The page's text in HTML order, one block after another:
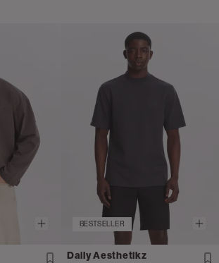
BESTSELLER
Daily Aesthetikz